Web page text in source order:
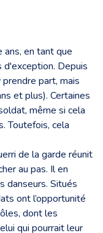
ans, en tant que
Depuis
part, mais
et plus). Certaines
même si cela
Toutefois, cela
de la garde réunit
au pas. Il en
danseurs. Situés
ont l’opportunité
dont les
qui pourrait leur